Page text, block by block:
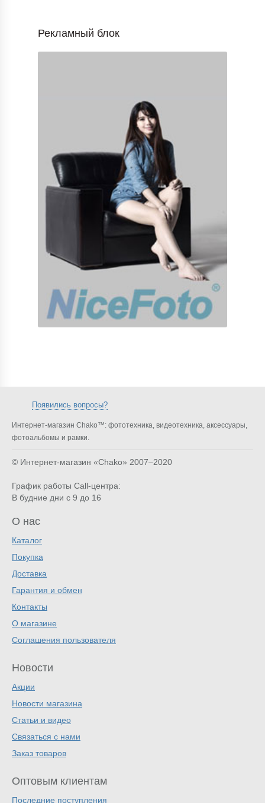
Рекламный блок
Появились вопросы?
Интернет-магазин Chako™: фототехника, видеотехника, аксессуары,
фотоальбомы и рамки.
© Интернет-магазин «Chako» 2007–2020
График работы Call-центра:
В будние дни с 9 до 16
О нас
Каталог
Покупка
Доставка
Гарантия и обмен
Контакты
О магазине
Соглашения пользователя
Новости
Акции
Новости магазина
Статьи и видео
Связаться с нами
Заказ товаров
Оптовым клиентам
Последние поступления